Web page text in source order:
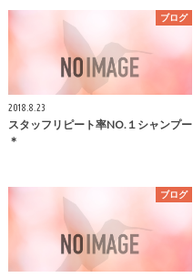
ブログ
2018.8.23
スタッフリピート率NO.１シャンプー
＊
ブログ